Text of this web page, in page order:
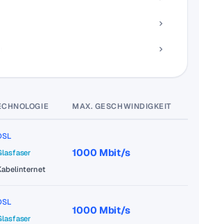
MAX. GESCHWINDIGKEIT
1000 Mbit/s
1000 Mbit/s